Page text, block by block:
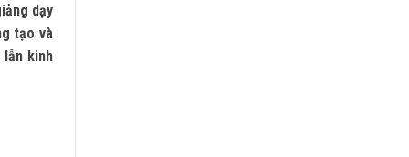
dạy
tạo và
kinh